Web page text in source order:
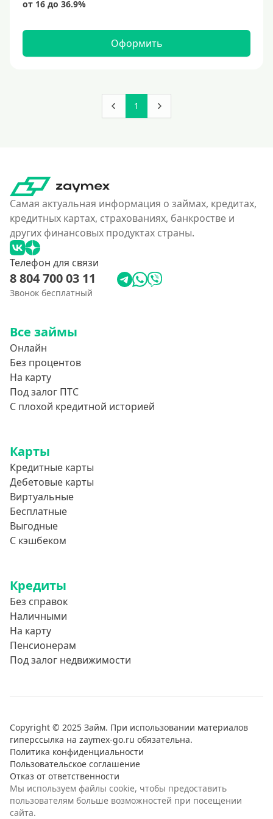
180000 руб
4500000 руб
500000 руб
550000 руб
600 тысяч
650000 руб
700000 руб
750000 руб
850000 руб
900000 руб
950000 руб
Целевые
Строительство дома
Газификацию
Лечение
Стоматология
Неотложные нужды
Образование
Отдых
Свадьбы
Целевые кредиты
Ремонт автомобиля
Оформить
1
Самая актуальная информация о займах, кредитах,
кредитных картах, страхованиях, банкростве и
других финансовых продуктах страны.
Телефон для связи
8 804 700 03 11
Звонок бесплатный
Все займы
Онлайн
Без процентов
На карту
Под залог ПТС
С плохой кредитной историей
Карты
Кредитные карты
Дебетовые карты
Виртуальные
Бесплатные
Выгодные
С кэшбеком
Кредиты
Без справок
Наличными
На карту
Пенсионерам
Под залог недвижимости
Copyright © 2025 Займ. При использовании материалов
гиперссылка на zaymex-go.ru обязательна.
Политика конфиденциальности
Пользовательское соглашение
Отказ от ответственности
Мы используем файлы cookie, чтобы предоставить
пользователям больше возможностей при посещении
сайта.